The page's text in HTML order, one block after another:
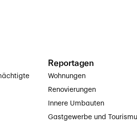
Reportagen
Wohnungen
Renovierungen
Innere Umbauten
Gastgewerbe und